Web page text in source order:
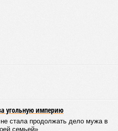
свой комментарий
концессии Пашинян со
на территории Армении
где будет создана
путями, а
будут делиться плюс-
как с американцами